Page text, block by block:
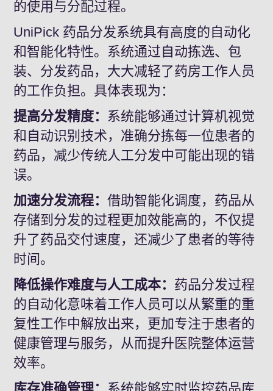
的使用与分配过程。
UniPick 药品分发系统具有高度的自动化
和智能化特性。系统通过自动拣选、包
装、分发药品，大大减轻了药房工作人员
的工作负担。具体表现为：
提高分发精度： 系统能够通过计算机视觉
和自动识别技术，准确分拣每一位患者的
药品，减少传统人工分发中可能出现的错
误。
加速分发流程：借助智能化调度，药品从
存储到分发的过程更加效能高的，不仅提
升了药品交付速度，还减少了患者的等待
时间。
降低操作难度与人工成本： 药品分发过程
的自动化意味着工作人员可以从繁重的重
复性工作中解放出来，更加专注于患者的
健康管理与服务，从而提升医院整体运营
效率。